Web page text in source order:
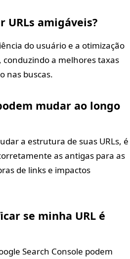
URLs amigáveis?
do usuário e a otimização
conduzindo a melhores taxas
nas buscas.
mudar ao longo
a estrutura de suas URLs, é
as antigas para as
de links e impactos
se minha URL é
Search Console podem